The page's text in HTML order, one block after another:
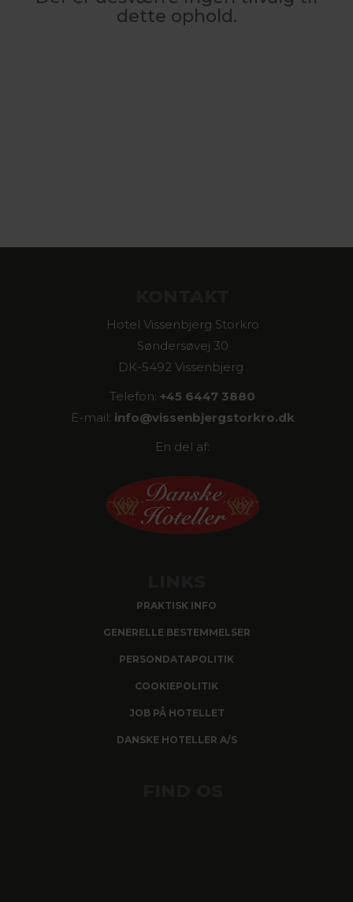
dette ophold.
Hotel Vissenbjerg Storkro
Søndersøvej 30
DK-5492 Vissenbjerg
Telefon: +45 6447 3880
E-mail: info@vissenbjergstorkro.dk
En del af:
PRAKTISK INFO
GENERELLE BESTEMMELSER
PERSONDATAPOLITIK
COOKIEPOLITIK
JOB PÅ HOTELLET
DANSKE HOTELLER A/S